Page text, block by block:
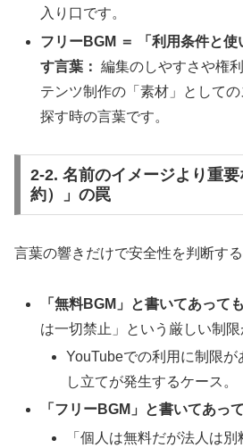
入り口です。
フリーBGM ＝ 「利用条件と
す言葉： 編集のしやすさや権
テンツ制作の「素材」として
探す時の言葉です。
2-2. 名前のイメージより重
約）」の罠
言葉の響きだけで安全性を判断す
「無料BGM」と書いてあっても
は一切禁止」という厳しい制限
YouTubeでの利用に制限が
し立てが発生するケース。
「フリーBGM」と書いてあっ
「個人は無料だが法人は